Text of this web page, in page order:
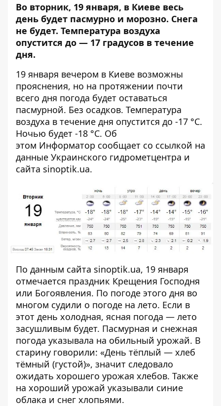
Во вторник, 19 января, в Киеве весь
день будет пасмурно и морозно. Снега
не будет. Температура воздуха
опустится до — 17 градусов в течение
дня.
19 января вечером в Киеве возможны
прояснения, но на протяжении почти
всего дня погода будет оставаться
пасмурной. Без осадков. Температура
воздуха в течение дня опустится до -17 °C.
Ночью будет -18 °C. Об
этом Информатор сообщает со ссылкой на
данные Украинского гидрометцентра и
сайта sinoptik.ua.
По данным сайта sinoptik.ua, 19 января
отмечается праздник Крещения Господня
или Богоявления. По погоде этого дня во
многом судили о погоде на лето. Если в
этот день холодная, ясная погода — лето
засушливым будет. Пасмурная и снежная
погода указывала на обильный урожай. В
старину говорили: «День тёплый — хлеб
тёмный (густой)», значит следовало
ожидать хорошего урожая хлебов. Также
на хороший урожай указывали синие
облака и снег хлопьями.